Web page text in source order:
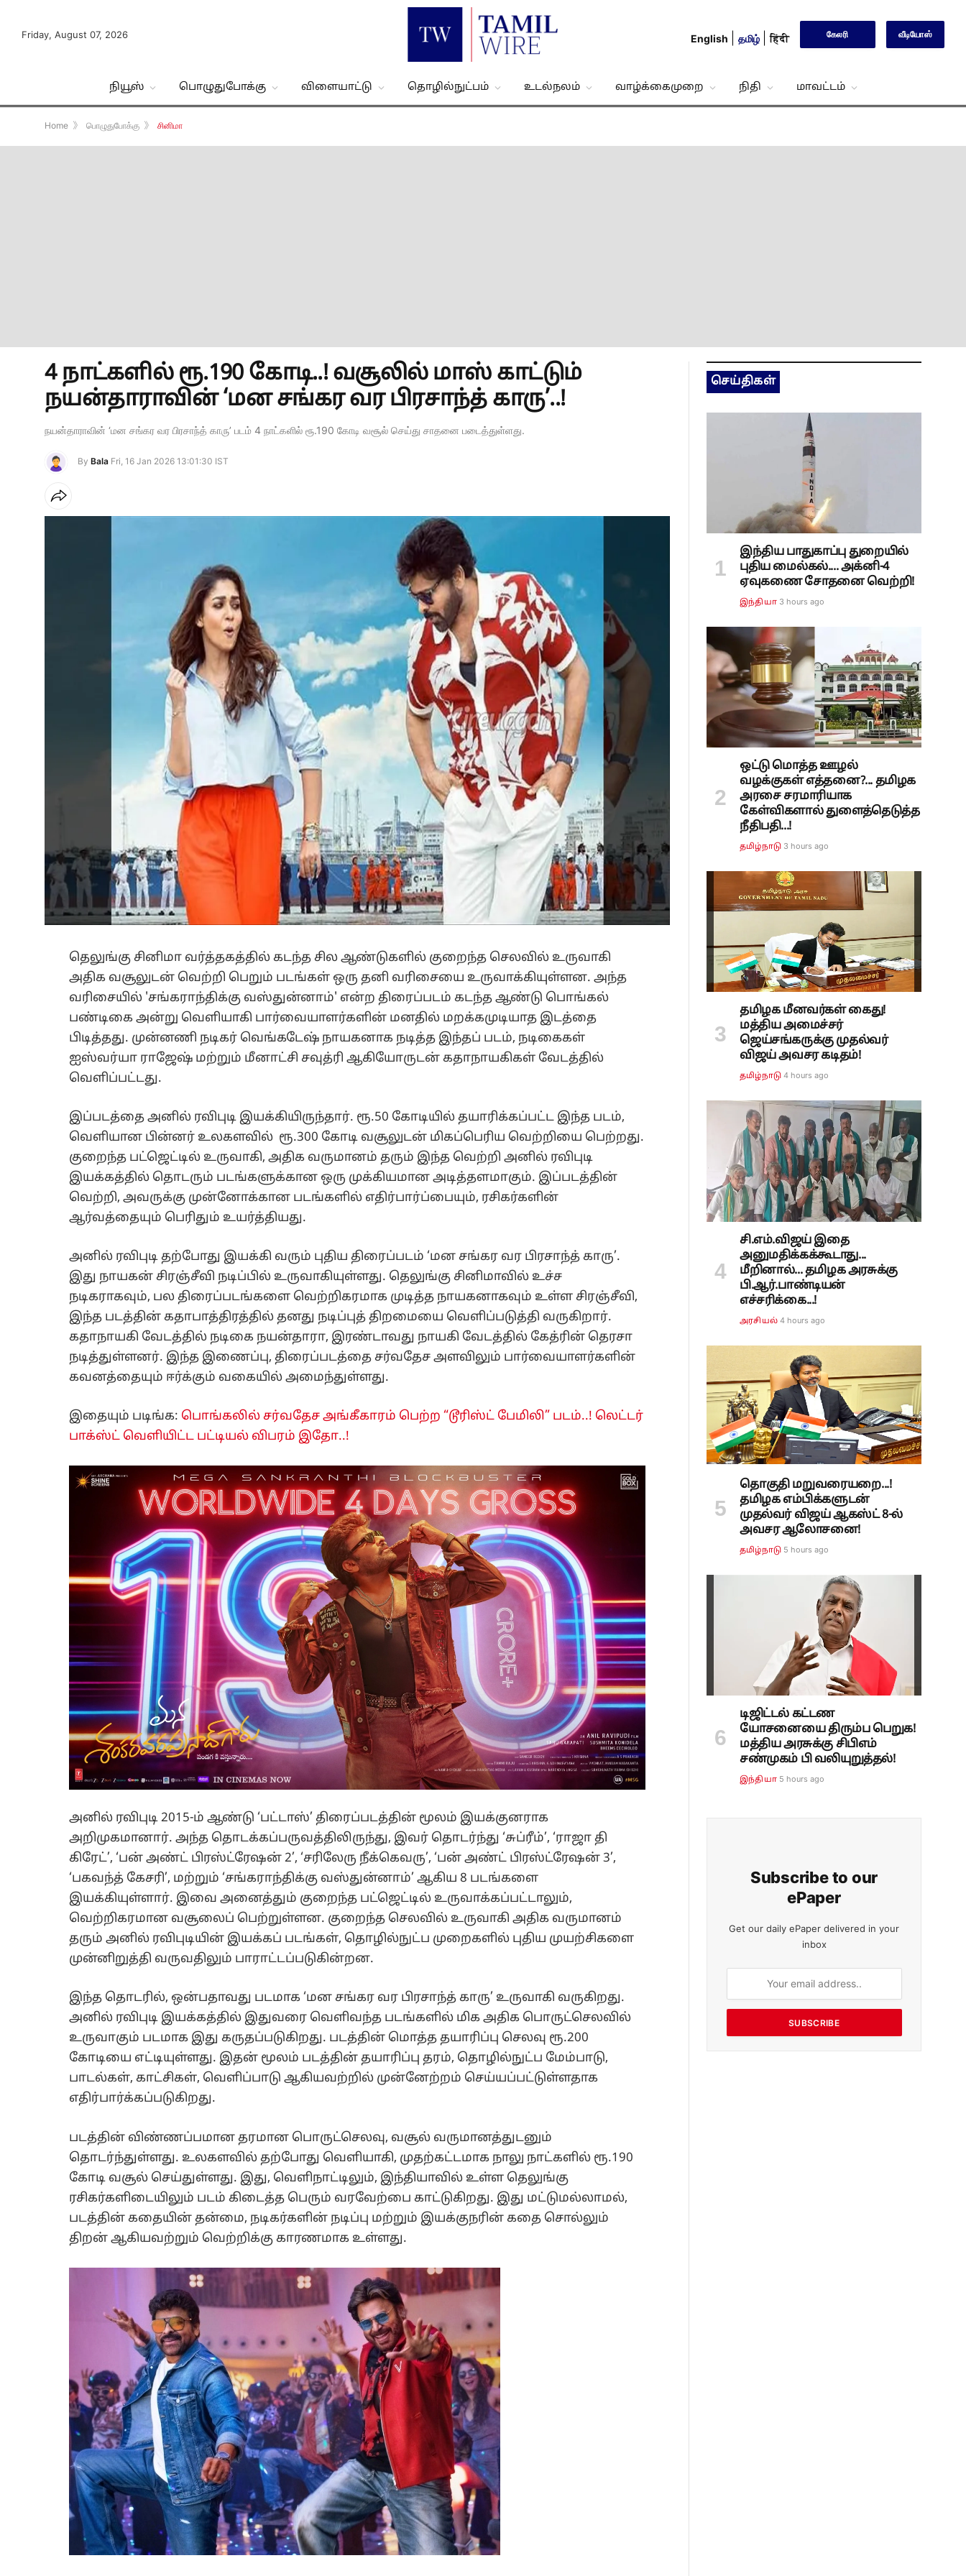
Friday, August 07, 2026 English தமிழ் हिंदी கேலரி வீடியோஸ்
நியூஸ் பொழுதுபோக்கு விளையாட்டு தொழில்நுட்பம் உடல்நலம் வாழ்க்கைமுறை நிதி மாவட்டம்
Home 》 பொழுதுபோக்கு 》 சினிமா
4 நாட்களில் ரூ.190 கோடி..! வசூலில் மாஸ் காட்டும்
நயன்தாராவின் ‘மன சங்கர வர பிரசாந்த் காரு’..!
நயன்தாராவின் ‘மன சங்கர வர பிரசாந்த் காரு’ படம் 4 நாட்களில் ரூ.190 கோடி வசூல் செய்து சாதனை படைத்துள்ளது.
By Bala Fri, 16 Jan 2026 13:01:30 IST
தெலுங்கு சினிமா வர்த்தகத்தில் கடந்த சில ஆண்டுகளில் குறைந்த செலவில் உருவாகி
அதிக வசூலுடன் வெற்றி பெறும் படங்கள் ஒரு தனி வரிசையை உருவாக்கியுள்ளன. அந்த
வரிசையில் 'சங்கராந்திக்கு வஸ்துன்னாம்' என்ற திரைப்படம் கடந்த ஆண்டு பொங்கல்
பண்டிகை அன்று வெளியாகி பார்வையாளர்களின் மனதில் மறக்கமுடியாத இடத்தை
பிடித்தது. முன்னணி நடிகர் வெங்கடேஷ் நாயகனாக நடித்த இந்தப் படம், நடிகைகள்
ஐஸ்வர்யா ராஜேஷ் மற்றும் மீனாட்சி சவுத்ரி ஆகியோருடன் கதாநாயகிகள் வேடத்தில்
வெளிப்பட்டது.
இப்படத்தை அனில் ரவிபுடி இயக்கியிருந்தார். ரூ.50 கோடியில் தயாரிக்கப்பட்ட இந்த படம்,
வெளியான பின்னர் உலகளவில் ரூ.300 கோடி வசூலுடன் மிகப்பெரிய வெற்றியை பெற்றது.
குறைந்த பட்ஜெட்டில் உருவாகி, அதிக வருமானம் தரும் இந்த வெற்றி அனில் ரவிபுடி
இயக்கத்தில் தொடரும் படங்களுக்கான ஒரு முக்கியமான அடித்தளமாகும். இப்படத்தின்
வெற்றி, அவருக்கு முன்னோக்கான படங்களில் எதிர்பார்ப்பையும், ரசிகர்களின்
ஆர்வத்தையும் பெரிதும் உயர்த்தியது.
அனில் ரவிபுடி தற்போது இயக்கி வரும் புதிய திரைப்படம் ‘மன சங்கர வர பிரசாந்த் காரு’.
இது நாயகன் சிரஞ்சீவி நடிப்பில் உருவாகியுள்ளது. தெலுங்கு சினிமாவில் உச்ச
நடிகராகவும், பல திரைப்படங்களை வெற்றிகரமாக முடித்த நாயகனாகவும் உள்ள சிரஞ்சீவி,
இந்த படத்தின் கதாபாத்திரத்தில் தனது நடிப்புத் திறமையை வெளிப்படுத்தி வருகிறார்.
கதாநாயகி வேடத்தில் நடிகை நயன்தாரா, இரண்டாவது நாயகி வேடத்தில் கேத்ரின் தெரசா
நடித்துள்ளனர். இந்த இணைப்பு, திரைப்படத்தை சர்வதேச அளவிலும் பார்வையாளர்களின்
கவனத்தையும் ஈர்க்கும் வகையில் அமைந்துள்ளது.
இதையும் படிங்க: பொங்கலில் சர்​வ​தேச அங்​கீ​காரம் பெற்ற “டூரிஸ்ட் பேமிலி” படம்..! லெட்​டர்​
பாக்​ஸ்ட் வெளியிட்ட பட்​டியல் விபரம் இதோ..!
அனில் ரவிபுடி 2015-ம் ஆண்டு ‘பட்டாஸ்’ திரைப்படத்தின் மூலம் இயக்குனராக
அறிமுகமானார். அந்த தொடக்கப்பருவத்திலிருந்து, இவர் தொடர்ந்து ‘சுப்ரீம்’, ‘ராஜா தி
கிரேட்’, ‘பன் அண்ட் பிரஸ்ட்ரேஷன் 2’, ‘சரிலேரு நீக்கெவரு’, ‘பன் அண்ட் பிரஸ்ட்ரேஷன் 3’,
‘பகவந்த் கேசரி’, மற்றும் ‘சங்கராந்திக்கு வஸ்துன்னாம்’ ஆகிய 8 படங்களை
இயக்கியுள்ளார். இவை அனைத்தும் குறைந்த பட்ஜெட்டில் உருவாக்கப்பட்டாலும்,
வெற்றிகரமான வசூலைப் பெற்றுள்ளன. குறைந்த செலவில் உருவாகி அதிக வருமானம்
தரும் அனில் ரவிபுடியின் இயக்கப் படங்கள், தொழில்நுட்ப முறைகளில் புதிய முயற்சிகளை
முன்னிறுத்தி வருவதிலும் பாராட்டப்படுகின்றன.
இந்த தொடரில், ஒன்பதாவது படமாக ‘மன சங்கர வர பிரசாந்த் காரு’ உருவாகி வருகிறது.
அனில் ரவிபுடி இயக்கத்தில் இதுவரை வெளிவந்த படங்களில் மிக அதிக பொருட்செலவில்
உருவாகும் படமாக இது கருதப்படுகிறது. படத்தின் மொத்த தயாரிப்பு செலவு ரூ.200
கோடியை எட்டியுள்ளது. இதன் மூலம் படத்தின் தயாரிப்பு தரம், தொழில்நுட்ப மேம்பாடு,
பாடல்கள், காட்சிகள், வெளிப்பாடு ஆகியவற்றில் முன்னேற்றம் செய்யப்பட்டுள்ளதாக
எதிர்பார்க்கப்படுகிறது.
படத்தின் விண்ணப்பமான தரமான பொருட்செலவு, வசூல் வருமானத்துடனும்
தொடர்ந்துள்ளது. உலகளவில் தற்போது வெளியாகி, முதற்கட்டமாக நாலு நாட்களில் ரூ.190
கோடி வசூல் செய்துள்ளது. இது, வெளிநாட்டிலும், இந்தியாவில் உள்ள தெலுங்கு
ரசிகர்களிடையிலும் படம் கிடைத்த பெரும் வரவேற்பை காட்டுகிறது. இது மட்டுமல்லாமல்,
படத்தின் கதையின் தன்மை, நடிகர்களின் நடிப்பு மற்றும் இயக்குநரின் கதை சொல்லும்
திறன் ஆகியவற்றும் வெற்றிக்கு காரணமாக உள்ளது.
செய்திகள்
இந்திய பாதுகாப்பு துறையில்
புதிய மைல்கல்.... அக்னி-4
ஏவுகணை சோதனை வெற்றி!
இந்தியா 3 hours ago
ஒட்டு மொத்த ஊழல்
வழக்குகள் எத்தனை?... தமிழக
அரசை சரமாரியாக
கேள்விகளால் துளைத்தெடுத்த
நீதிபதி...!
தமிழ்நாடு 3 hours ago
தமிழக மீனவர்கள் கைது!
மத்திய அமைச்சர்
ஜெய்சங்கருக்கு முதல்வர்
விஜய் அவசர கடிதம்!
தமிழ்நாடு 4 hours ago
சி.எம்.விஜய் இதை
அனுமதிக்கக்கூடாது...
மீறினால்... தமிழக அரசுக்கு
பி.ஆர்.பாண்டியன்
எச்சரிக்கை...!
அரசியல் 4 hours ago
தொகுதி மறுவரையறை...!
தமிழக எம்பிக்களுடன்
முதல்வர் விஜய் ஆகஸ்ட் 8-ல்
அவசர ஆலோசனை!
தமிழ்நாடு 5 hours ago
டிஜிட்டல் கட்டண
யோசனையை திரும்ப பெறுக!
மத்திய அரசுக்கு சிபிஎம்
சண்முகம் பி வலியுறுத்தல்!
இந்தியா 5 hours ago
Subscribe to our
ePaper
Get our daily ePaper delivered in your
inbox
SUBSCRIBE